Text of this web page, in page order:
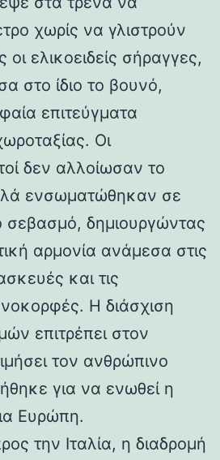
χωρίς να γλιστρούν
οι ελικοειδείς σήραγγες,
στο ίδιο το βουνό,
επιτεύγματα
Οι
δεν αλλοίωσαν το
ενσωματώθηκαν σε
σεβασμό, δημιουργώντας
αρμονία ανάμεσα στις
και τις
Η διάσχιση
επιτρέπει στον
τον ανθρώπινο
για να ενωθεί η
Ευρώπη.
την Ιταλία, η διαδρομή